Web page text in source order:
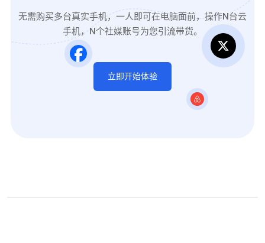
无需购买多台真实手机，一人即可在电脑面前，操作N台云
手机，N个社媒账号为您引流带货。
立即开始体验